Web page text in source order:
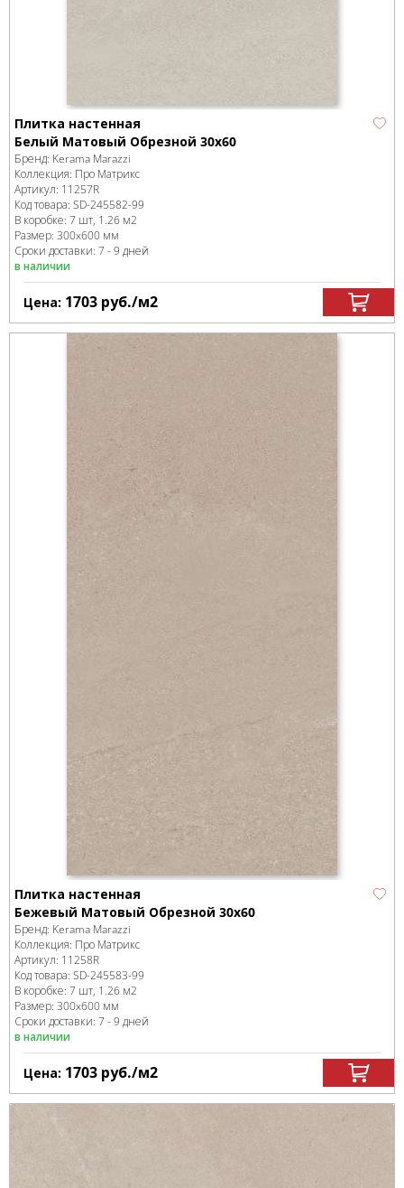
Плитка настенная
Белый Матовый Обрезной 30х60
Бренд: Kerama Marazzi
Коллекция: Про Матрикс
Артикул: 11257R
Код товара: SD-245582-99
В коробке: 7 шт, 1.26 м2
Размер: 300x600 мм
Сроки доставки: 7 - 9 дней
в наличии
Цена: 1703 руб./м2
Плитка настенная
Бежевый Матовый Обрезной 30х60
Бренд: Kerama Marazzi
Коллекция: Про Матрикс
Артикул: 11258R
Код товара: SD-245583-99
В коробке: 7 шт, 1.26 м2
Размер: 300x600 мм
Сроки доставки: 7 - 9 дней
в наличии
Цена: 1703 руб./м2